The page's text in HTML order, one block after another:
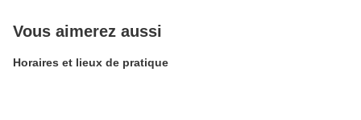
Vous aimerez aussi
Horaires et lieux de pratique